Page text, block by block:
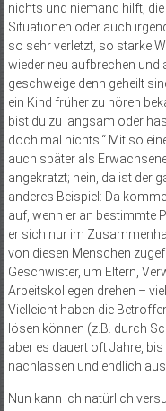
nichts und niemand hilft,
Situationen oder auch
so sehr verletzt, so starke
wieder neu aufbrechen
geschweige denn geheilt
ein Kind früher zu hören
bist du zu langsam oder
doch mal nichts.“ Mit so
auch später als
angekratzt; nein, da ist der
anderes Beispiel: Da
auf, wenn er an bestimmte
er sich nur im
von diesen Menschen
Geschwister, um Eltern,
Arbeitskollegen drehen –
Vielleicht haben die
lösen können (z.B. durch
aber es dauert oft Jahre,
nachlassen und endlich
Nun kann ich natürlich